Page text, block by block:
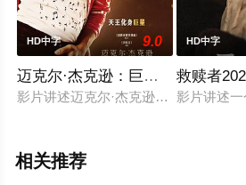
HD中字 9.0
迈克尔·杰克逊：巨星之路
影片讲述迈克尔·杰克逊在音乐之外的
HD中字
救赎者
影片讲述
相关推荐